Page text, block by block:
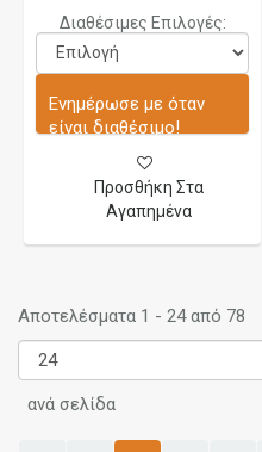
Διαθέσιμες Επιλογές:
Ενημέρωσε με όταν
είναι διαθέσιμο!
Προσθήκη Στα
Αγαπημένα
Αποτελέσματα 1 - 24 από 78
ανά σελίδα